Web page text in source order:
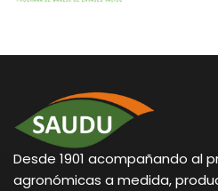
Desde 1901 acompañando al
agronómicas a medida,